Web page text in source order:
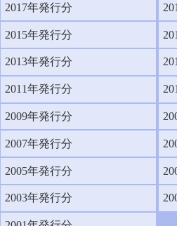
2017年発行分
2015年発行分
2013年発行分
2011年発行分
2009年発行分
2007年発行分
2005年発行分
2003年発行分